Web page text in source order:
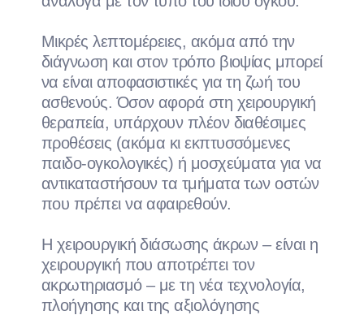
Μικρές λεπτομέρειες, ακόμα από την
διάγνωση και στον τρόπο βιοψίας μπορεί
να είναι αποφασιστικές για τη ζωή του
ασθενούς. Όσον αφορά στη χειρουργική
θεραπεία, υπάρχουν πλέον διαθέσιμες
προθέσεις (ακόμα κι εκπτυσσόμενες
παιδο-ογκολογικές) ή μοσχεύματα για να
αντικαταστήσουν τα τμήματα των οστών
που πρέπει να αφαιρεθούν.
Η χειρουργική διάσωσης άκρων – είναι η
χειρουργική που αποτρέπει τον
ακρωτηριασμό – με τη νέα τεχνολογία,
πλοήγησης και της αξιολόγησης